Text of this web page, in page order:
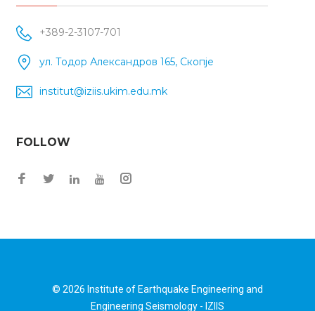
+389-2-3107-701
ул. Тодор Александров 165, Скопје
institut@iziis.ukim.edu.mk
FOLLOW
Facebook
Twitter
Instagram
© 2026 Institute of Earthquake Engineering and
Engineering Seismology - IZIIS